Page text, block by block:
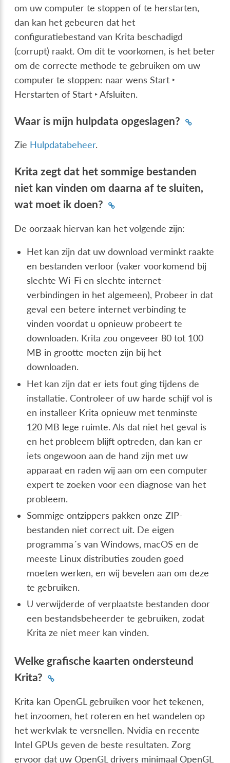
om uw computer te stoppen of te herstarten,
dan kan het gebeuren dat het
configuratiebestand van Krita beschadigd
(corrupt) raakt. Om dit te voorkomen, is het beter
om de correcte methode te gebruiken om uw
computer te stoppen: naar wensStart ‣
Herstarten ofStart ‣ Afsluiten.
Waar is mijn hulpdata opgeslagen?
Zie Hulpdatabeheer.
Krita zegt dat het sommige bestanden
niet kan vinden om daarna af te sluiten,
wat moet ik doen?
De oorzaak hiervan kan het volgende zijn:
Het kan zijn dat uw download verminkt raakte
en bestanden verloor (vaker voorkomend bij
slechte Wi-Fi en slechte internet-
verbindingen in het algemeen), Probeer in dat
geval een betere internet verbinding te
vinden voordat u opnieuw probeert te
downloaden. Krita zou ongeveer 80 tot 100
MB in grootte moeten zijn bij het
downloaden.
Het kan zijn dat er iets fout ging tijdens de
installatie. Controleer of uw harde schijf vol is
en installeer Krita opnieuw met tenminste
120 MB lege ruimte. Als dat niet het geval is
en het probleem blijft optreden, dan kan er
iets ongewoon aan de hand zijn met uw
apparaat en raden wij aan om een computer
expert te zoeken voor een diagnose van het
probleem.
Sommige ontzippers pakken onze ZIP-
bestanden niet correct uit. De eigen
programma´s van Windows, macOS en de
meeste Linux distributies zouden goed
moeten werken, en wij bevelen aan om deze
te gebruiken.
U verwijderde of verplaatste bestanden door
een bestandsbeheerder te gebruiken, zodat
Krita ze niet meer kan vinden.
Welke grafische kaarten ondersteund
Krita?
Krita kan OpenGL gebruiken voor het tekenen,
het inzoomen, het roteren en het wandelen op
het werkvlak te versnellen. Nvidia en recente
Intel GPUs geven de beste resultaten. Zorg
ervoor dat uw OpenGL drivers minimaal OpenGL